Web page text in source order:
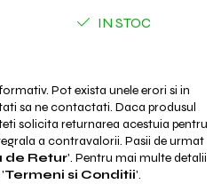
IN STOC
Pot exista unele erori si in
sa ne contactati. Daca produsul
solicita returnarea acestuia pentru
a contravalorii. Pasii de urmat
de Retur'. Pentru mai multe detalii
Termeni si Conditii'.